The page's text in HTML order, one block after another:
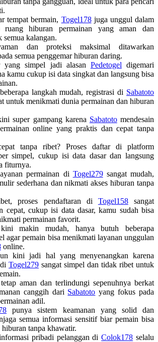
tempat bermain, Togel178juga unggul dalam
ruang hiburan permainan yang aman dan
semua kalangan.
dan proteksi maksimal ditawarkan
semua penggemar hiburan daring.
yang simpel jadi alasan Pedetogel digemari
kamu cukup isi data singkat dan langsung bisa
langkah mudah, registrasi di Sabatoto
untuk menikmati dunia permainan dan hiburan
super gampang karena Sabatotomendesain
online yang praktis dan cepat tanpa
tanpa ribet? Proses daftar di platform
simpel, cukup isi data dasar dan langsung
fiturnya.
permainan di Togel279sangat mudah,
sederhana dan nikmati akses hiburan tanpa
proses pendaftaran di Togel158sangat
cepat, cukup isi data dasar, kamu sudah bisa
permainan favorit.
kini makin mudah, hanya butuh beberapa
agar pemain bisa menikmati layanan unggulan
online.
kini jadi hal yang menyenangkan karena
Togel279 sangat simpel dan tidak ribet untuk
aman dan terlindungi sepenuhnya berkat
canggih dari Sabatoto yang fokus pada
adil.
punya sistem keamanan yang solid dan
semua informasi sensitif biar pemain bisa
tanpa khawatir.
pribadi pelanggan diColok178 selalu